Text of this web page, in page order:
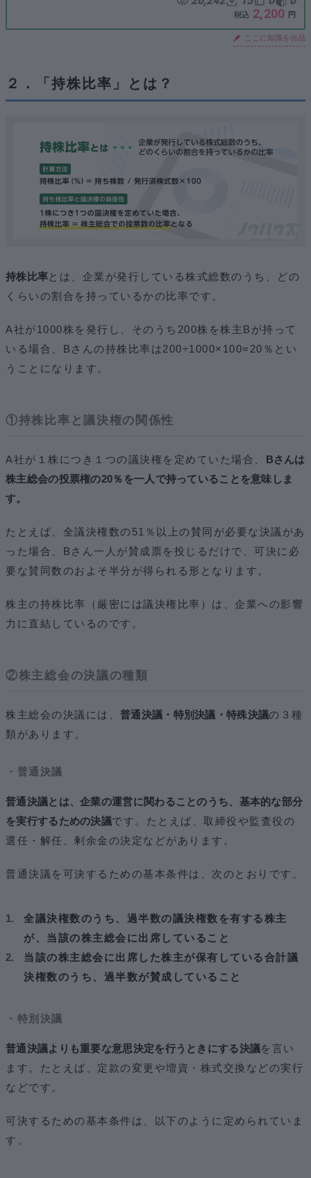
2,200
ここに知識を出品
２．「持株比率」とは？
持株比率とは、企業が発行している株式総数のうち、どの
くらいの割合を持っているかの比率です。
A社が1000株を発行し、そのうち200株を株主Bが持って
いる場合、Bさんの持株比率は200÷1000×100=20％とい
うことになります。
①持株比率と議決権の関係性
A社が１株につき１つの議決権を定めていた場合、 Bさんは
株主総会の投票権の20％を一人で持っていることを意味しま
す。
たとえば、全議決権数の51％以上の賛同が必要な決議があ
った場合、Bさん一人が賛成票を投じるだけで、可決に必
要な賛同数のおよそ半分が得られる形となります。
株主の持株比率（厳密には議決権比率）は、企業への影響
力に直結しているのです。
②株主総会の決議の種類
株主総会の決議には、 普通決議・特別決議・特殊決議の３種
類があります。
・普通決議
普通決議とは、企業の運営に関わることのうち、基本的な部分
を実行するための決議です。たとえば、取締役や監査役の
選任・解任、剰余金の決定などがあります。
普通決議を可決するための基本条件は、次のとおりです。
全議決権数のうち、過半数の議決権数を有する株主
が、当該の株主総会に出席していること
当該の株主総会に出席した株主が保有している合計議
決権数のうち、過半数が賛成していること
・特別決議
普通決議よりも重要な意思決定を行うときにする決議を言い
ます。たとえば、定款の変更や増資・株式交換などの実行
などです。
可決するための基本条件は、以下のように定められていま
す。